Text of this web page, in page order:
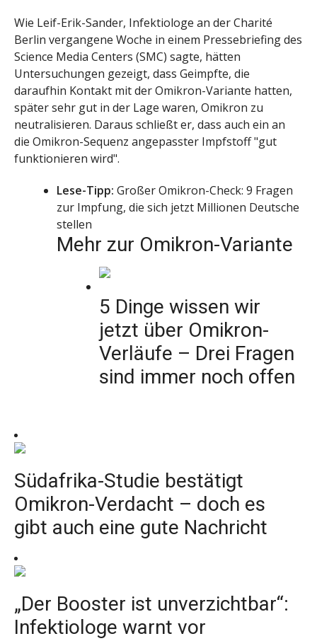
Wie Leif-Erik-Sander, Infektiologe an der Charité
Berlin vergangene Woche in einem Pressebriefing des
Science Media Centers (SMC) sagte, hätten
Untersuchungen gezeigt, dass Geimpfte, die
daraufhin Kontakt mit der Omikron-Variante hatten,
später sehr gut in der Lage waren, Omikron zu
neutralisieren. Daraus schließt er, dass auch ein an
die Omikron-Sequenz angepasster Impfstoff "gut
funktionieren wird".
Lese-Tipp: Großer Omikron-Check: 9 Fragen
zur Impfung, die sich jetzt Millionen Deutsche
stellen
Mehr zur Omikron-Variante
5 Dinge wissen wir
jetzt über Omikron-
Verläufe – Drei Fragen
sind immer noch offen
Südafrika-Studie bestätigt
Omikron-Verdacht – doch es
gibt auch eine gute Nachricht
„Der Booster ist unverzichtbar“:
Infektiologe warnt vor